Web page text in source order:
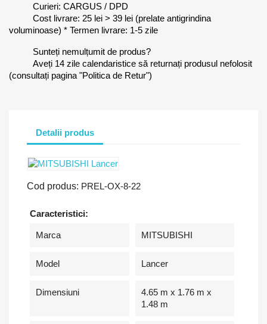
Curieri: CARGUS / DPD
Cost livrare: 25 lei > 39 lei (prelate antigrindina
voluminoase) * Termen livrare: 1-5 zile
Sunteți nemulțumit de produs?
Aveți 14 zile calendaristice să returnați produsul nefolosit
(consultați pagina "Politica de Retur")
Detalii produs
Cod produs: PREL-OX-8-22
Caracteristici:
Marca MITSUBISHI
Model Lancer
Dimensiuni
4.65 m x 1.76 m x
1.48 m